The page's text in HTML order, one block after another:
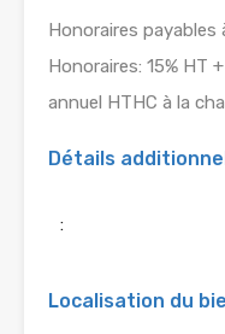
Honoraires payables
Honoraires: 15% HT
annuel HTHC à la
Détails
:
Localisation du